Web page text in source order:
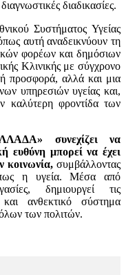
διαδικασίες.
Συστήματος Υγείας
αυτή αναδεικνύουν τη
φορέων και δημόσιων
Κλινικής με σύγχρονο
προσφορά, αλλά και μια
υπηρεσιών υγείας και,
καλύτερη φροντίδα των
συνεχίζει να
ευθύνη μπορεί να έχει
κοινωνία, συμβάλλοντας
η υγεία. Μέσα από
δημιουργεί τις
ανθεκτικό σύστημα
των πολιτών.